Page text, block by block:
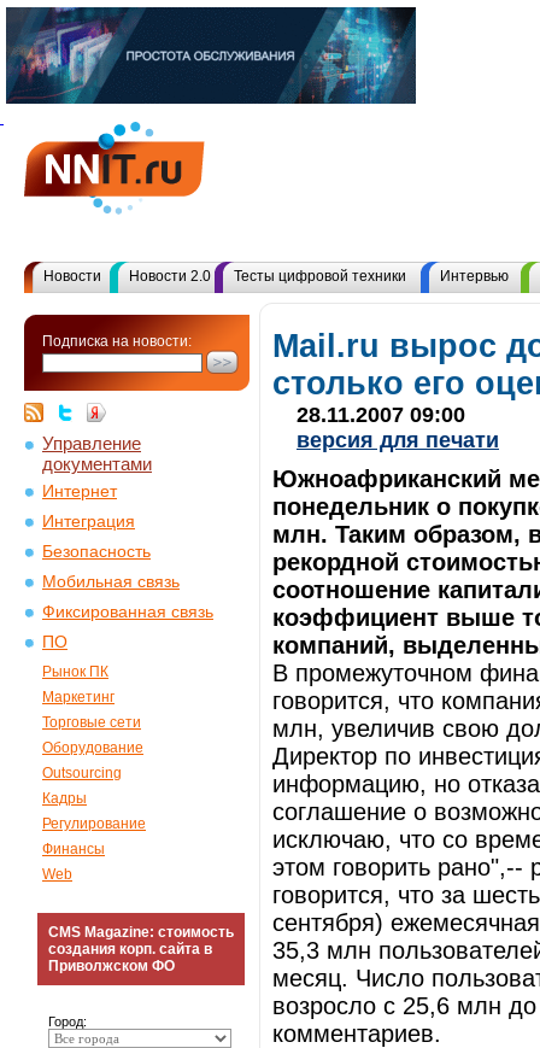
Новости Новости 2.0 Тесты цифровой техники Интервью
Подписка на новости:
Управление
документами
Интернет
Интеграция
Безопасность
Мобильная связь
Фиксированная связь
ПО
Рынок ПК
Маркетинг
Торговые сети
Оборудование
Outsourcing
Кадры
Регулирование
Финансы
Web
CMS Magazine: стоимость
создания корп. сайта в
Приволжском ФО
Город:
Mail.ru вырос
столько его
28.11.2007 09:00
версия для печати
Южноафриканский
понедельник о
млн. Таким образом,
рекордной
соотношение
коэффициент выше
компаний,
В промежуточном
говорится, что
млн, увеличив свою
Директор по
информацию, но
соглашение о
исключаю, что со
этом говорить рано",--
говорится, что за
сентября)
35,3 млн
месяц. Число
возросло с 25,6 млн
комментариев.